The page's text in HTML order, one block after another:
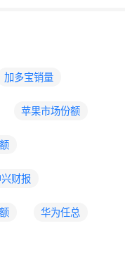
加多宝销量
苹果市场份额
财报
华为任总